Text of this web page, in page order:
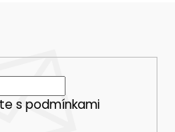
s podmínkami